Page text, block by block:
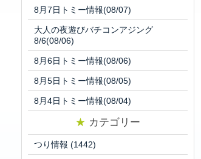
8月7日トミー情報(08/07)
大人の夜遊びバチコンアジング
8/6(08/06)
8月6日トミー情報(08/06)
8月5日トミー情報(08/05)
8月4日トミー情報(08/04)
★ カテゴリー
つり情報 (1442)